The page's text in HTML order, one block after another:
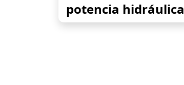
potencia hidráulica